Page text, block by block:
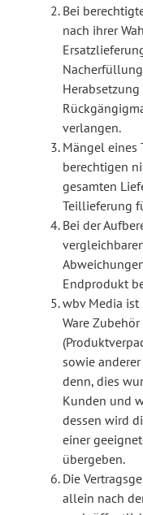
Bei
nach ihrer
verlangen.
Mängel eines
berechtigen
gesamten
Teillieferung
Bei der
Endprodukt
wbv Media
Ware
sowie
denn, dies
Kunden und
dessen wird
einer
übergeben.
Die
allein nach